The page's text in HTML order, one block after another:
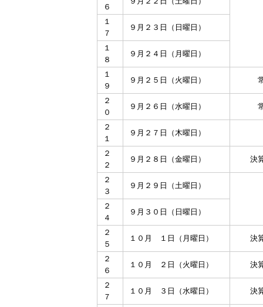
６
１
７
９月２３日（日曜日）
１
８
９月２４日（月曜日）
１
９
９月２５日（火曜日）
２
０
９月２６日（水曜日）
２
１
９月２７日（木曜日）
２
２
９月２８日（金曜日） 決
２
３
９月２９日（土曜日）
２
４
９月３０日（日曜日）
２
５
１０月 １日（月曜日） 決
２
６
１０月 ２日（火曜日） 決
２
７
１０月 ３日（水曜日） 決